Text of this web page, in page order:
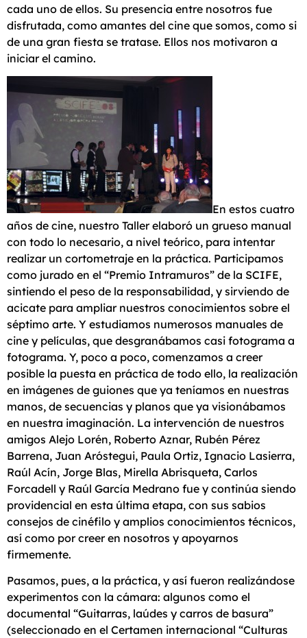
cada uno de ellos. Su presencia entre nosotros fue
disfrutada, como amantes del cine que somos, como si
de una gran fiesta se tratase. Ellos nos motivaron a
iniciar el camino.
En estos cuatro
años de cine, nuestro Taller elaboró un grueso manual
con todo lo necesario, a nivel teórico, para intentar
realizar un cortometraje en la práctica. Participamos
como jurado en el “Premio Intramuros” de la SCIFE,
sintiendo el peso de la responsabilidad, y sirviendo de
acicate para ampliar nuestros conocimientos sobre el
séptimo arte. Y estudiamos numerosos manuales de
cine y películas, que desgranábamos casi fotograma a
fotograma. Y, poco a poco, comenzamos a creer
posible la puesta en práctica de todo ello, la realización
en imágenes de guiones que ya teníamos en nuestras
manos, de secuencias y planos que ya visionábamos
en nuestra imaginación. La intervención de nuestros
amigos Alejo Lorén, Roberto Aznar, Rubén Pérez
Barrena, Juan Aróstegui, Paula Ortiz, Ignacio Lasierra,
Raúl Acín, Jorge Blas, Mirella Abrisqueta, Carlos
Forcadell y Raúl García Medrano fue y continúa siendo
providencial en esta última etapa, con sus sabios
consejos de cinéfilo y amplios conocimientos técnicos,
así como por creer en nosotros y apoyarnos
firmemente.
Pasamos, pues, a la práctica, y así fueron realizándose
experimentos con la cámara: algunos como el
documental “Guitarras, laúdes y carros de basura”
(seleccionado en el Certamen internacional “Culturas